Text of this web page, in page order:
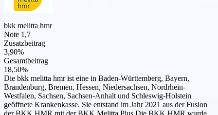
bkk melitta hmr
Note 1,7
Zusatzbeitrag
3,90%
Gesamtbeitrag
18,50%
Die bkk melitta hmr ist eine in Baden-Württemberg, Bayern,
Brandenburg, Bremen, Hessen, Niedersachsen, Nordrhein-
Westfalen, Sachsen, Sachsen-Anhalt und Schleswig-Holstein
geöffnete Krankenkasse. Sie entstand im Jahr 2021 aus der Fusion
der BKK HMR mit der BKK Melitta Plus.Die BKK HMR wurde